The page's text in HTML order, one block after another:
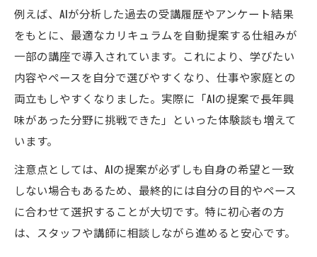
例えば、AIが分析した過去の受講履歴やアンケート結果
をもとに、最適なカリキュラムを自動提案する仕組みが
一部の講座で導入されています。これにより、学びたい
内容やペースを自分で選びやすくなり、仕事や家庭との
両立もしやすくなりました。実際に「AIの提案で長年興
味があった分野に挑戦できた」といった体験談も増えて
います。
注意点としては、AIの提案が必ずしも自身の希望と一致
しない場合もあるため、最終的には自分の目的やペース
に合わせて選択することが大切です。特に初心者の方
は、スタッフや講師に相談しながら進めると安心です。